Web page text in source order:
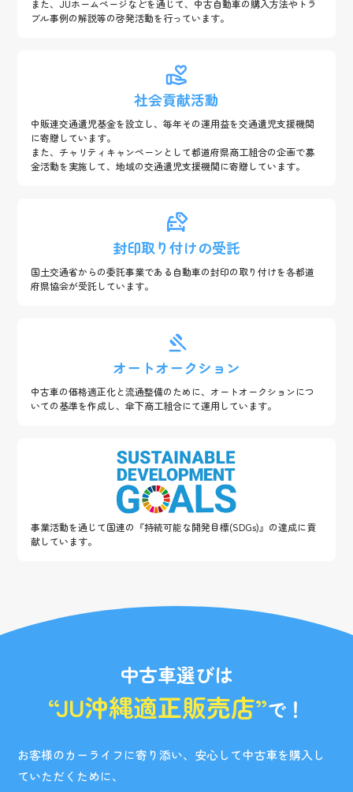
また、JUホームページなどを通じて、中古自動車の購入方法やトラ
ブル事例の解説等の啓発活動を行っています。
社会貢献活動
中販連交通遺児基金を設立し、毎年その運用益を交通遺児支援機関
に寄贈しています。
また、チャリティキャンペーンとして都道府県商工組合の企画で募
金活動を実施して、地域の交通遺児支援機関に寄贈しています。
封印取り付けの受託
国土交通省からの委託事業である自動車の封印の取り付けを各都道
府県協会が受託しています。
オートオークション
中古車の価格適正化と流通整備のために、オートオークションにつ
いての基準を作成し、傘下商工組合にて運用しています。
事業活動を通じて国連の『持続可能な開発目標(SDGs)』の達成に貢
献しています。
中古車選びは
“JU沖縄適正販売店”で！
お客様のカーライフに寄り添い、安心して中古車を購入し
ていただくために、